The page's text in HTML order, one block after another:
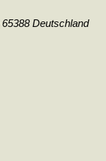
65388 Deutschland